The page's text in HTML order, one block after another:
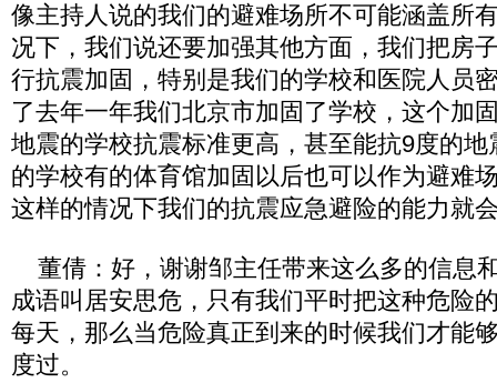
像主持人说的我们的避难场所不可能涵盖所
况下，我们说还要加强其他方面，我们把房
行抗震加固，特别是我们的学校和医院人员
了去年一年我们北京市加固了学校，这个加
地震的学校抗震标准更高，甚至能抗9度的
的学校有的体育馆加固以后也可以作为避难
这样的情况下我们的抗震应急避险的能力就
董倩：好，谢谢邹主任带来这么多的信息
成语叫居安思危，只有我们平时把这种危险
每天，那么当危险真正到来的时候我们才能
度过。